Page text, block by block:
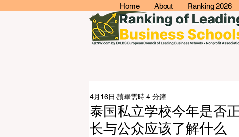
Home About Ranking 2026
泰国私立学校今年是否
长与公众应该了解什么
4月16日 讀畢需時 4 分鐘